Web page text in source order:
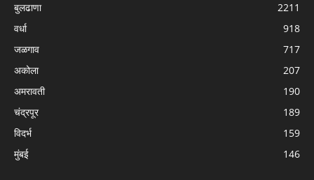
बुलढाणा
2211
वर्धा
918
जळगाव
717
अकोला
207
अमरावती
190
चंद्रपूर
189
विदर्भ
159
मुंबई
146